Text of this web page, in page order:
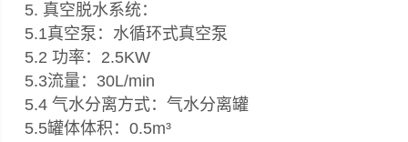
5. 真空脱水系统：
5.1真空泵：水循环式真空泵
5.2 功率：2.5KW
5.3流量：30L/min
5.4 气水分离方式：气水分离罐
5.5罐体体积：0.5m³